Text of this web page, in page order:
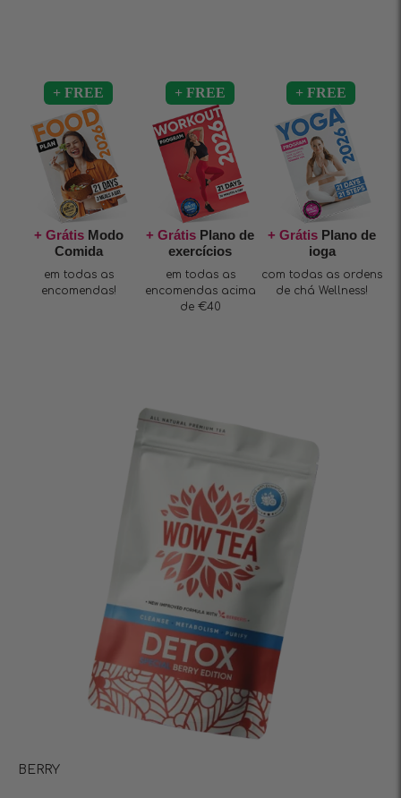
+ Grátis Modo
Comida
em todas as
encomendas!
+ Grátis Plano de
exercícios
em todas as
encomendas acima
de €40
+ Grátis Plano de
ioga
com todas as ordens
de chá Wellness!
BERRY